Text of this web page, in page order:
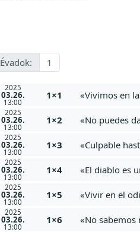
Évadok: 1
2025
03.26.
13:00
1×1 «Vivimos en
2025
03.26.
13:00
1×2 «No puedes
2025
03.26.
13:00
1×3 «Culpable
2025
03.26.
13:00
1×4 «El diablo es
2025
03.26.
13:00
1×5 «Vivir en el
2025
03.26.
13:00
1×6 «No sabemos